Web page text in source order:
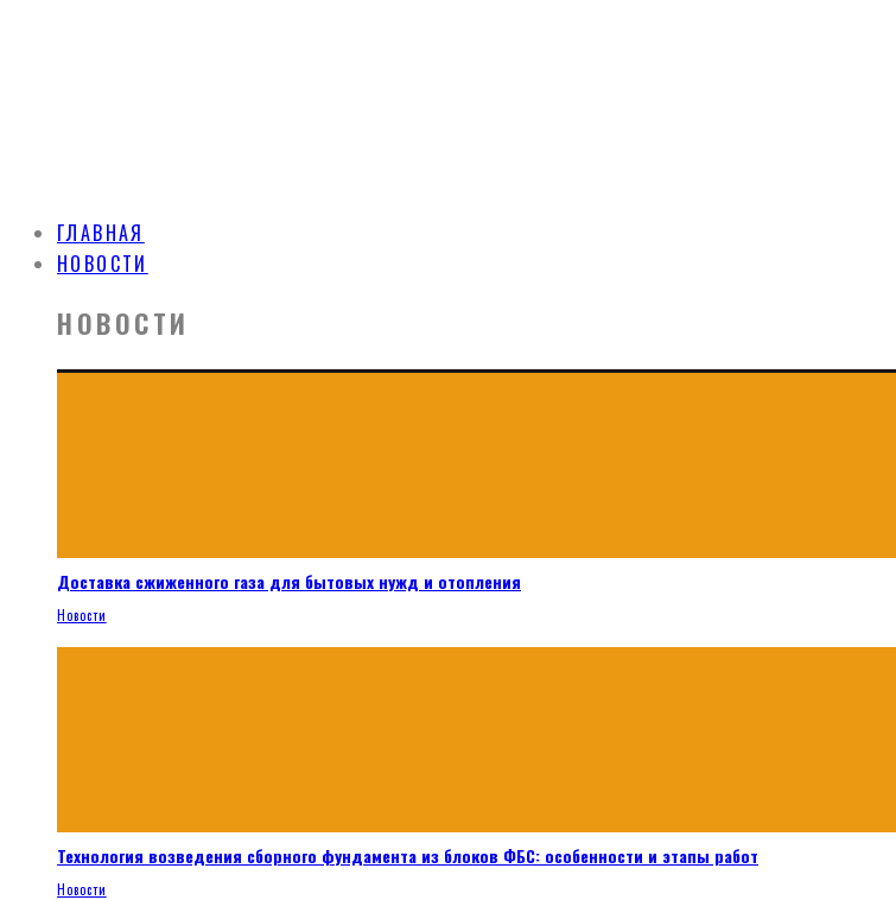
ГЛАВНАЯ
НОВОСТИ
НОВОСТИ
Доставка сжиженного газа для бытовых нужд и отопления
Новости
Технология возведения сборного фундамента из блоков ФБС: особенности и этапы работ
Новости